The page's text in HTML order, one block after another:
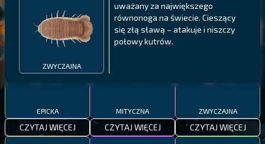
ZWYCZAJNA
uważany za największego
równonoga na świecie. Cieszący
się złą sławą – atakuje i niszczy
połowy kutrów.
PYSZCZAK ZACHODNI
EPICKA
CZYTAJ WIĘCEJ
PÓŁNOCNE FIORDY
LING
MITYCZNA
CZYTAJ WIĘCEJ
WYSPY GALAPAGOS
BODIAN
MEKSYKAŃSKI
ZWYCZAJNA
CZYTAJ WIĘCEJ